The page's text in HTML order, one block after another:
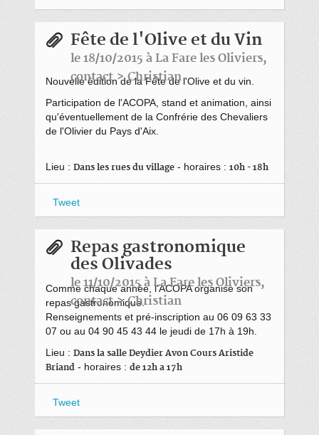
Fête de l'Olive et du Vin
le 18/10/2015 à La Fare les Oliviers,
contact > Christian
Nouvelle édition de la Fête de l'Olive et du vin.
Participation de l'ACOPA, stand et animation, ainsi
qu'éventuellement de la Confrérie des Chevaliers
de l'Olivier du Pays d'Aix.
Lieu : Dans les rues du village - horaires : 10h - 18h
Tweet
Repas gastronomique
des Olivades
le 11/10/2015 à La Fare les Oliviers,
contact > Christian
Comme chaque année, l'ACOPA organise son
repas gastronomique.
Renseignements et pré-inscription au 06 09 63 33
07 ou au 04 90 45 43 44 le jeudi de 17h à 19h.
Lieu : Dans la salle Deydier Avon Cours Aristide
Briand - horaires : de 12h a 17h
Tweet